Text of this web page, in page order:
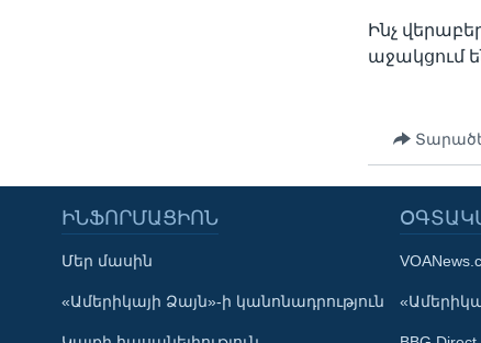
Learning English
Ինչ
աջակցում
ԻՆՖՈՐՄԱՑԻՈՆ
Մեր մասին
«Ամերիկայի Ձայն»-ի կանոնադրություն